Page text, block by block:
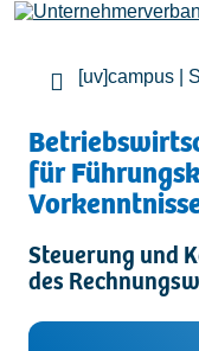
Leistungen
Mitglieder
[uv]campus |
für
Steuerung und
des